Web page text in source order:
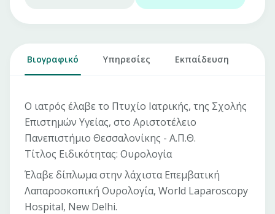
Βιογραφικό Υπηρεσίες Εκπαίδευση
Ο ιατρός έλαβε το Πτυχίο Ιατρικής, της Σχολής
Επιστημών Υγείας, στο Αριστοτέλειο
Πανεπιστήμιο Θεσσαλονίκης - Α.Π.Θ.
Τίτλος Ειδικότητας: Ουρολογία
Έλαβε δίπλωμα στην λάχιστα Επεμβατική
Λαπαροσκοπική Ουρολογία, World Laparoscopy
Hospital, New Delhi.